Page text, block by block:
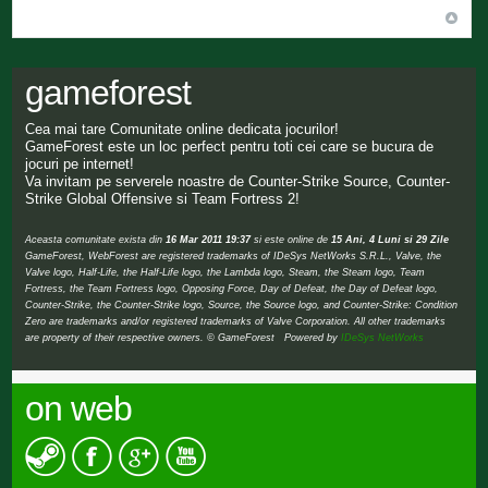
gameforest
Cea mai tare Comunitate online dedicata jocurilor!
GameForest este un loc perfect pentru toti cei care se bucura de
jocuri pe internet!
Va invitam pe serverele noastre de Counter-Strike Source, Counter-
Strike Global Offensive si Team Fortress 2!
Aceasta comunitate exista din 16 Mar 2011 19:37si este online de 15 Ani, 4 Luni si 29 Zile
GameForest, WebForest are registered trademarks of IDeSys NetWorks S.R.L., Valve, the
Valve logo, Half-Life, the Half-Life logo, the Lambda logo, Steam, the Steam logo, Team
Fortress, the Team Fortress logo, Opposing Force, Day of Defeat, the Day of Defeat logo,
Counter-Strike, the Counter-Strike logo, Source, the Source logo, and Counter-Strike: Condition
Zero are trademarks and/or registered trademarks of Valve Corporation. All other trademarks
are property of their respective owners. © GameForest Powered byIDeSys NetWorks
on web